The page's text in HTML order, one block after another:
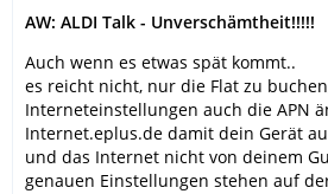
AW: ALDI Talk - Unverschämtheit!!!!!
Auch wenn es etwas spät kommt..
es reicht nicht, nur die Flat zu
Interneteinstellungen auch die APN
Internet.eplus.de damit dein Gerät
und das Internet nicht von deinem
genauen Einstellungen stehen auf